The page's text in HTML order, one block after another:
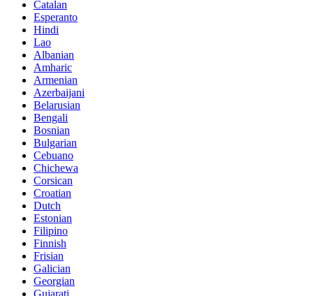
Catalan
Esperanto
Hindi
Lao
Albanian
Amharic
Armenian
Azerbaijani
Belarusian
Bengali
Bosnian
Bulgarian
Cebuano
Chichewa
Corsican
Croatian
Dutch
Estonian
Filipino
Finnish
Frisian
Galician
Georgian
Gujarati